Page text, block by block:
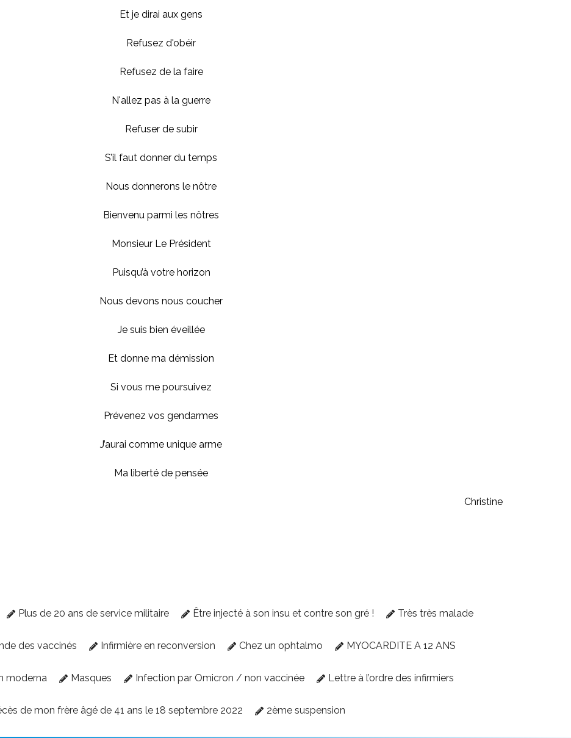
Et je dirai aux gens
Refusez d'obéir
Refusez de la faire
N'allez pas à la guerre
Refuser de subir
S’il faut donner du temps
Nous donnerons le nôtre
Bienvenu parmi les nôtres
Monsieur Le Président
Puisqu’à votre horizon
Nous devons nous coucher
Je suis bien éveillée
Et donne ma démission
Si vous me poursuivez
Prévenez vos gendarmes
J’aurai comme unique arme
Ma liberté de pensée
Christine
Plus de 20 ans de service militaire Être injecté à son insu et contre son gré ! Très très malade
des vaccinés Infirmière en reconversion Chez un ophtalmo MYOCARDITE A 12 ANS
moderna Masques Infection par Omicron / non vaccinée Lettre à l’ordre des infirmiers
de mon frère âgé de 41 ans le 18 septembre 2022 2ème suspension